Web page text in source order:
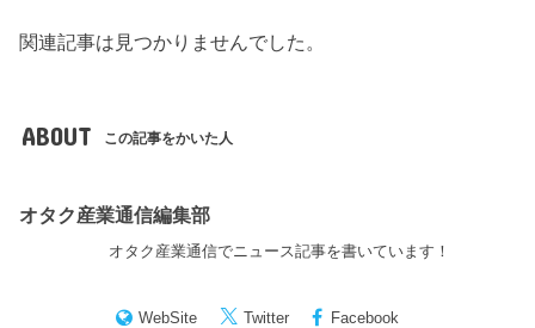
関連記事は見つかりませんでした。
ABOUT この記事をかいた人
オタク産業通信編集部
オタク産業通信でニュース記事を書いています！
WebSite Twitter Facebook